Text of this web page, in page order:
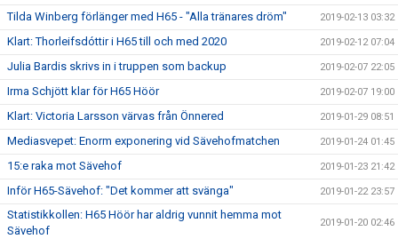
Tilda Winberg förlänger med H65 - "Alla tränares dröm" 2019-02-13 03:32
Klart: Thorleifsdóttir i H65 till och med 2020 2019-02-12 07:04
Julia Bardis skrivs in i truppen som backup 2019-02-07 22:05
Irma Schjött klar för H65 Höör 2019-02-07 19:00
Klart: Victoria Larsson värvas från Önnered 2019-01-29 08:51
Mediasvepet: Enorm exponering vid Sävehofmatchen 2019-01-24 01:45
15:e raka mot Sävehof 2019-01-23 21:42
Inför H65-Sävehof: "Det kommer att svänga" 2019-01-22 23:57
Statistikkollen: H65 Höör har aldrig vunnit hemma mot
Sävehof
2019-01-20 02:46